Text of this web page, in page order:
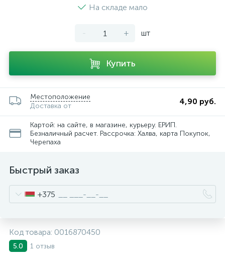
На складе мало
- + шт
Купить
Местоположение
Доставка от
4,90 руб.
Картой: на сайте, в магазине, курьеру. ЕРИП.
Безналичный расчет. Рассрочка: Халва, карта Покупок,
Черепаха
Быстрый заказ
+375
Код товара: 0016870450
5.0 1 отзыв